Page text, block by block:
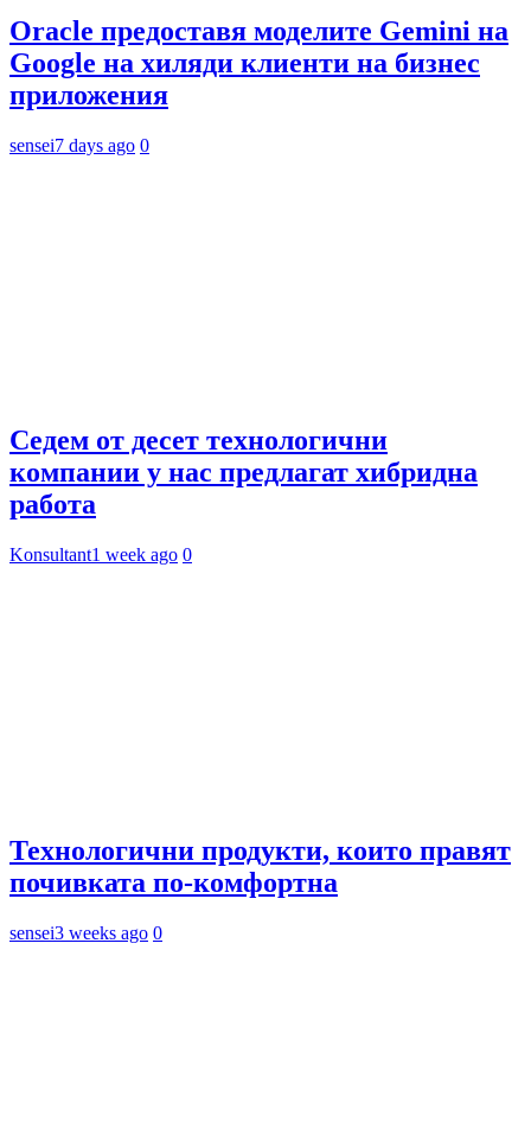
Oracle предоставя моделите Gemini на
Google на хиляди клиенти на бизнес
приложения
sensei7 days ago 0
Седем от десет технологични
компании у нас предлагат хибридна
работа
Konsultant1 week ago 0
Технологични продукти, които правят
почивката по-комфортна
sensei3 weeks ago 0